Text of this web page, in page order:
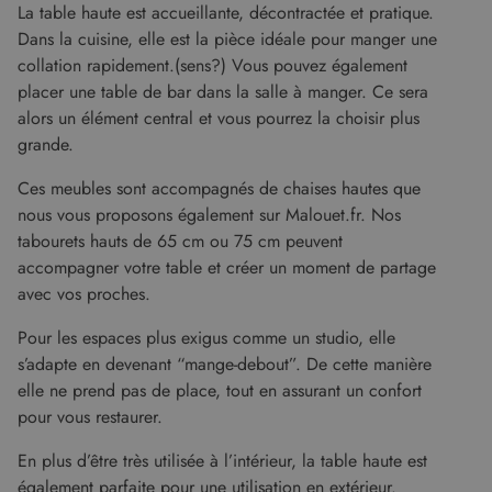
La table haute est accueillante, décontractée et pratique.
Dans la cuisine, elle est la pièce idéale pour manger une
collation rapidement.(sens?) Vous pouvez également
placer une table de bar dans la salle à manger. Ce sera
alors un élément central et vous pourrez la choisir plus
grande.
Ces meubles sont accompagnés de chaises hautes que
nous vous proposons également sur Malouet.fr. Nos
tabourets hauts de 65 cm ou 75 cm peuvent
accompagner votre table et créer un moment de partage
avec vos proches.
Pour les espaces plus exigus comme un studio, elle
s’adapte en devenant “mange-debout”. De cette manière
elle ne prend pas de place, tout en assurant un confort
pour vous restaurer.
En plus d’être très utilisée à l’intérieur, la table haute est
Les cookies strictement nécessaires habilitent
des fonctionnalités de base du site Web telles
que la connexion des utilisateurs et la gestion
des comptes. Le site Web ne peut pas être utilisé
correctement sans les cookies strictement
nécessaires.
Fournisseur/
CookieScript
www.malouet.fr
semaines
Google Privacy Policy